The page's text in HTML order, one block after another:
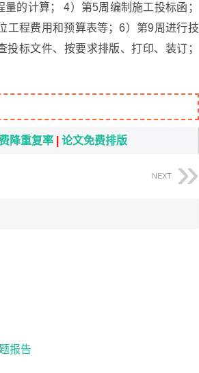
的计算； 4）第5周编制施工投标函；
工程费用和预算表等；6）第9周进行技
标文件、按要求排版、打印、装订；
降重复率 论文免费排版
NEXT
报告